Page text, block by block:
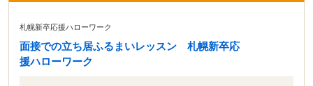
札幌新卒応援ハローワーク
面接での立ち居ふるまいレッスン 札幌新卒応
援ハローワーク